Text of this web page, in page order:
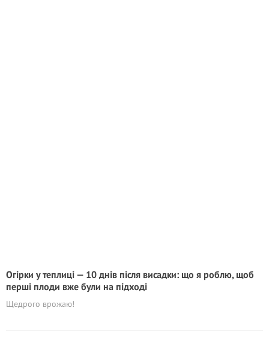
Огірки у теплиці — 10 днів після висадки: що я роблю, щоб
перші плоди вже були на підході
Щедрого врожаю!